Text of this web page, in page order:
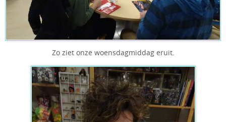
Zo ziet onze woensdagmiddag eruit.